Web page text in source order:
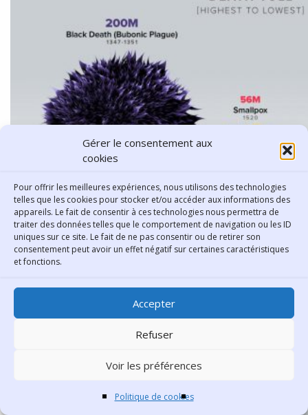
Gérer le consentement aux
cookies
Pour offrir les meilleures expériences, nous utilisons des technologies
telles que les cookies pour stocker et/ou accéder aux informations des
appareils. Le fait de consentir à ces technologies nous permettra de
traiter des données telles que le comportement de navigation ou les ID
uniques sur ce site. Le fait de ne pas consentir ou de retirer son
consentement peut avoir un effet négatif sur certaines caractéristiques
et fonctions.
Accepter
Refuser
Voir les préférences
Politique de cookies